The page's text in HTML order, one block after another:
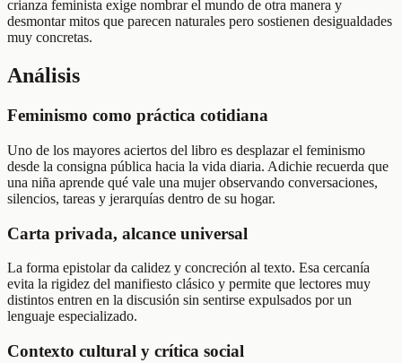
crianza feminista exige nombrar el mundo de otra manera y
desmontar mitos que parecen naturales pero sostienen desigualdades
muy concretas.
Análisis
Feminismo como práctica cotidiana
Uno de los mayores aciertos del libro es desplazar el feminismo
desde la consigna pública hacia la vida diaria. Adichie recuerda que
una niña aprende qué vale una mujer observando conversaciones,
silencios, tareas y jerarquías dentro de su hogar.
Carta privada, alcance universal
La forma epistolar da calidez y concreción al texto. Esa cercanía
evita la rigidez del manifiesto clásico y permite que lectores muy
distintos entren en la discusión sin sentirse expulsados por un
lenguaje especializado.
Contexto cultural y crítica social